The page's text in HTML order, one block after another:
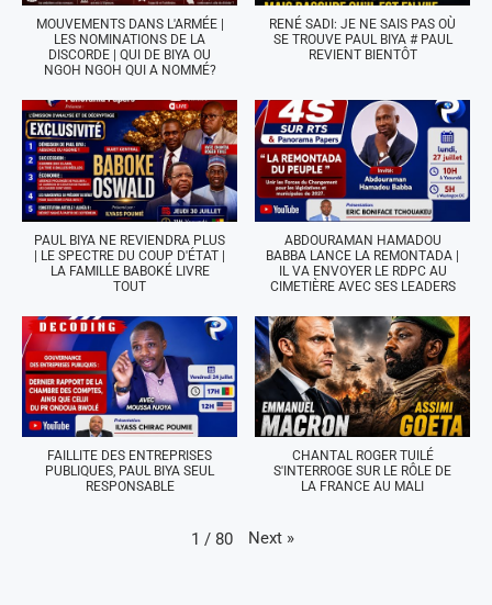
MOUVEMENTS DANS L'ARMÉE |
LES NOMINATIONS DE LA
DISCORDE | QUI DE BIYA OU
NGOH NGOH QUI A NOMMÉ?
RENÉ SADI: JE NE SAIS PAS OÙ
SE TROUVE PAUL BIYA # PAUL
REVIENT BIENTÔT
PAUL BIYA NE REVIENDRA PLUS
| LE SPECTRE DU COUP D'ÉTAT |
LA FAMILLE BABOKÉ LIVRE
TOUT
ABDOURAMAN HAMADOU
BABBA LANCE LA REMONTADA |
IL VA ENVOYER LE RDPC AU
CIMETIÈRE AVEC SES LEADERS
FAILLITE DES ENTREPRISES
PUBLIQUES, PAUL BIYA SEUL
RESPONSABLE
CHANTAL ROGER TUILÉ
S'INTERROGE SUR LE RÔLE DE
LA FRANCE AU MALI
1 / 80 Next »